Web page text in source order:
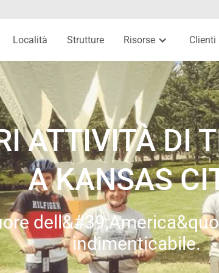
Località Strutture Risorse Clienti
ATTIVITÀ DI
A KANSAS
indimenticabile.